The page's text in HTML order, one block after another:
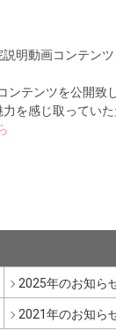
明動画コンテンツ
テンツを公開致
を感じ取っていた
2025年のお知ら
2021年のお知ら